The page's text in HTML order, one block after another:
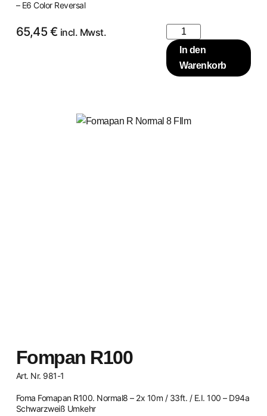
– E6 Color Reversal
65,45€ incl. Mwst.
In den
Warenkorb
Fompan R100
Art. Nr. 981-1
Foma Fomapan R100. Normal8 – 2x 10m / 33ft. / E.I. 100 – D94a
Schwarzweiß Umkehr